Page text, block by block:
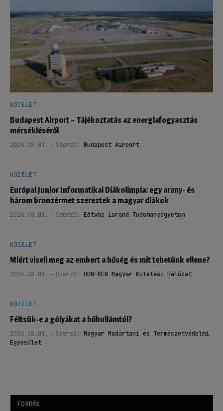
KÖZÉLET
Budapest Airport – Tájékoztatás az energiafogyasztás
mérsékléséről
2026.08.01. Szerző: Budapest Airport
KÖZÉLET
Európai Junior Informatikai Diákolimpia: egy arany- és
három bronzérmet szereztek a magyar diákok
2026.08.01. Szerző: Eötvös Loránd Tudományegyetem
KÖZÉLET
Miért viseli meg az embert a hőség és mit tehetünk ellene?
2026.08.01. Szerző: HUN-REN Magyar Kutatási Hálózat
KÖZÉLET
Féltsük-e a gólyákat a hőhullámtól?
2026.08.01. Szerző: Magyar Madártani és Természetvédelmi
Egyesület
FORRÁS